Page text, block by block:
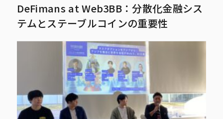
DeFimans at Web3BB：分散化金融シス
テムとステーブルコインの重要性